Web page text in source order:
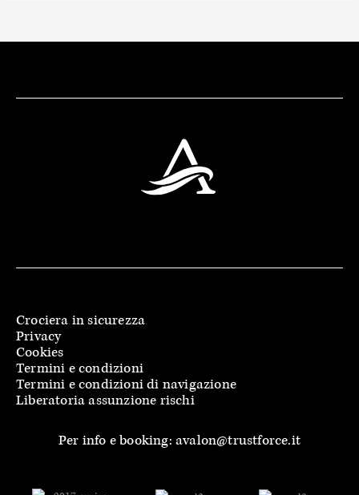
Crociera in sicurezza
Privacy
Cookies
Termini e condizioni
Termini e condizioni di navigazione
Liberatoria assunzione rischi
Per info e booking: avalon@trustforce.it